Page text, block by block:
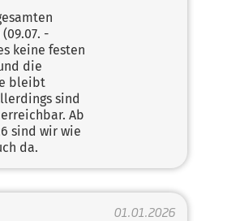
-
keine festen
die
bleibt
sind
Ab
sind wir wie
da.
01.01.2026